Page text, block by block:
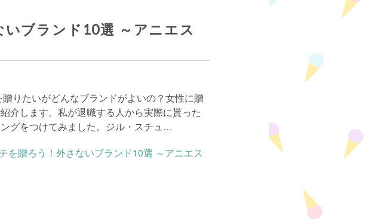
ブランド10選 ～アニエス
りたいがどんなブランドがよいの？女性に贈
介します。私が退職する人から実際に貰った
グをつけてみました。ジル・スチュ…